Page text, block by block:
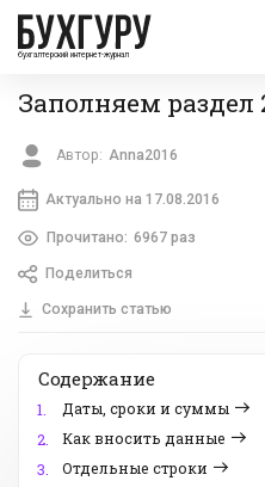
бухгалтерский интернет-журнал
Заполняем
Автор: Anna2016
Актуально на 17.08.2016
Прочитано: 6967 раз
Поделиться
Сохранить статью
Содержание
1.
Даты, сроки и суммы
2.
Как вносить данные
3.
Отдельные строки